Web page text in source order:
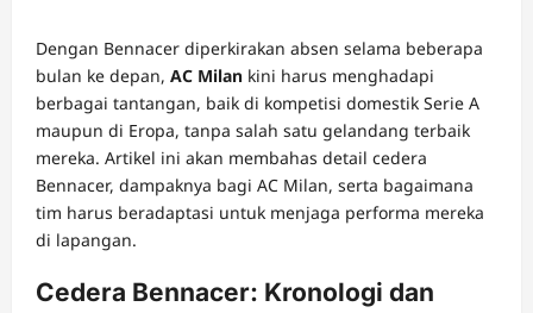
Dengan Bennacer diperkirakan absen selama beberapa
bulan ke depan, AC Milan kini harus menghadapi
berbagai tantangan, baik di kompetisi domestik Serie A
maupun di Eropa, tanpa salah satu gelandang terbaik
mereka. Artikel ini akan membahas detail cedera
Bennacer, dampaknya bagi AC Milan, serta bagaimana
tim harus beradaptasi untuk menjaga performa mereka
di lapangan.
Cedera Bennacer: Kronologi dan